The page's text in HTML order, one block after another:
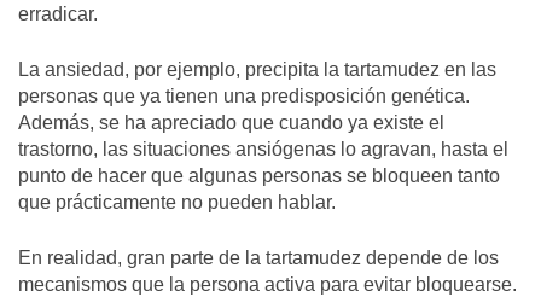
erradicar.
La ansiedad, por ejemplo, precipita la tartamudez en las
personas que ya tienen una predisposición genética.
Además, se ha apreciado que cuando ya existe el
trastorno, las situaciones ansiógenas lo agravan, hasta el
punto de hacer que algunas personas se bloqueen tanto
que prácticamente no pueden hablar.
En realidad, gran parte de la tartamudez depende de los
mecanismos que la persona activa para evitar bloquearse.